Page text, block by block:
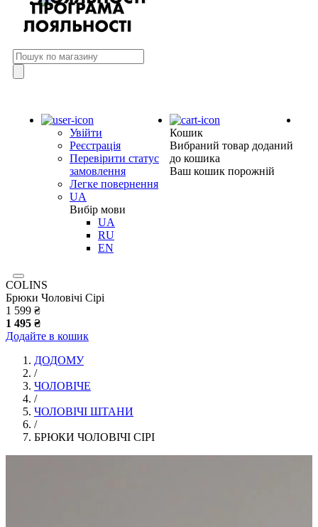
Увійти
Реєстрація
Перевірити статус
замовлення
Легке повернення
UA
Вибір мови
UA
RU
EN
Кошик
Вибраний товар доданий
до кошика
Ваш кошик порожній
COLINS
Брюки Чоловічі Сірі
1 599 ₴
1 495 ₴
Додайте в кошик
ДОДОМУ
/
ЧОЛОВІЧЕ
/
ЧОЛОВІЧІ ШТАНИ
/
БРЮКИ ЧОЛОВІЧІ СІРІ